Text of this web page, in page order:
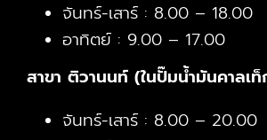
จันทร์-เสาร์ : 8.00 – 18.00
อาทิตย์ : 9.00 – 17.00
สาขา ติวานนท์ (ในปั๊มน้ำมันคาลเ
จันทร์-เสาร์ : 8.00 – 20.00